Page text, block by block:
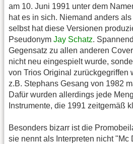
am 10. Juni 1991 unter dem
hat es in sich. Niemand anders als
selbst hat diese Versionen
Pseudonym Jay Schatz.
Gegensatz zu allen anderen
nicht neu eingespielt wurde,
von Trios Original zurückgegriffen
z.B. Stephans Gesang von 1982
Dafür wurden allerdings jede
Instrumente, die 1991 zeitgemäß
Besonders bizarr ist die
sie nennt als Interpreten nicht "Mc